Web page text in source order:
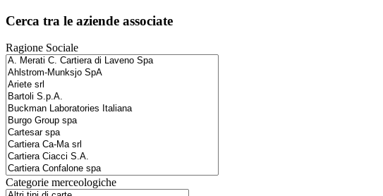
Cerca tra le aziende associate
Ragione Sociale
Categorie merceologiche